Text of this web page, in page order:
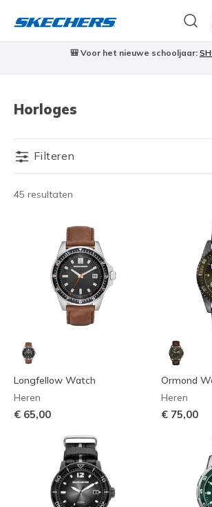
🎒 Voor het nieuwe schooljaar:
Horloges
Filteren
45 resultaten
Longfellow Watch
Heren
€ 65,00
Ormond
Heren
€ 75,00